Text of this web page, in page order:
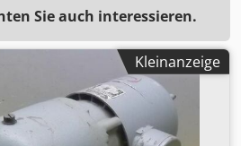
Sie auch interessieren.
Kleinanzeige